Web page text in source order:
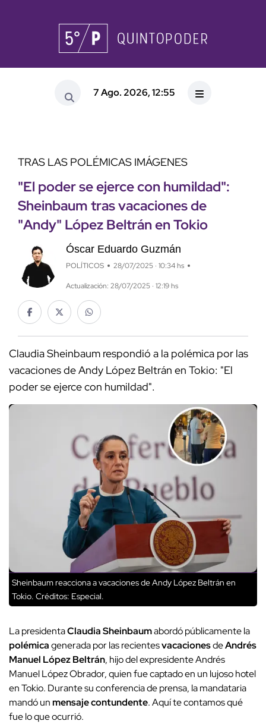
7 Ago. 2026, 12:55
TRAS LAS POLÉMICAS IMÁGENES
"El poder se ejerce con humildad":
Sheinbaum tras vacaciones de
"Andy" López Beltrán en Tokio
Óscar Eduardo Guzmán
POLÍTICOS 28/07/2025 · 10:34 hs
Actualización: 28/07/2025 · 12:19 hs
Claudia Sheinbaum respondió a la polémica por las
vacaciones de Andy López Beltrán en Tokio: "El
poder se ejerce con humildad".
Sheinbaum reacciona a vacaciones de Andy López Beltrán en
Tokio. Créditos: Especial.
La presidentaClaudia Sheinbaumabordó públicamente la
polémicagenerada por las recientesvacacionesdeAndrés
Manuel López Beltrán, hijo del expresidente Andrés
Manuel López Obrador, quien fue captado en un lujoso hotel
en Tokio. Durante su conferencia de prensa, la mandataria
mandó unmensaje contundente. Aquí te contamos qué
fue lo que ocurrió.